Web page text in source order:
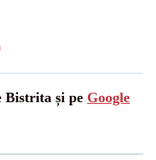
Bistrita și pe Google